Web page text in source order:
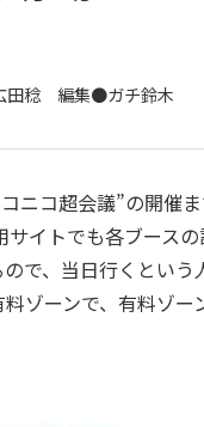
田稔 編集●ガチ鈴木
ニコ超会議”の開催
イトでも各ブース
で、当日行くとい
ゾーンで、有料ゾ